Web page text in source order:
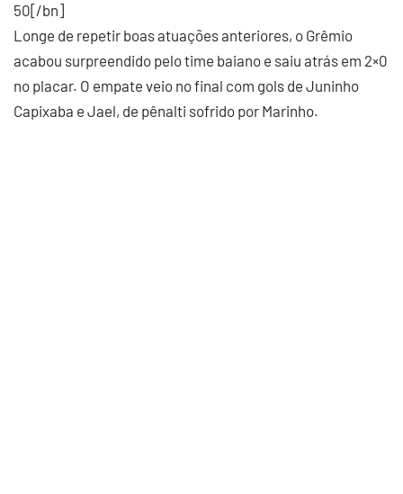
50[/bn]
Longe de repetir boas atuações anteriores, o Grêmio
acabou surpreendido pelo time baiano e saiu atrás em 2×0
no placar. O empate veio no final com gols de Juninho
Capixaba e Jael, de pênalti sofrido por Marinho.